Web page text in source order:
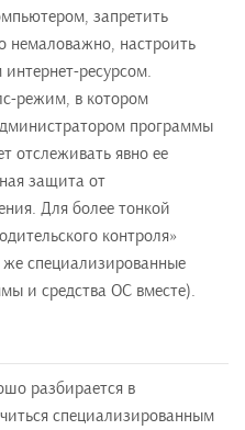
запретить
немаловажно, настроить
ресурсом.
режим, в котором
программы
отслеживать явно ее
защита от
Для более тонкой
контроля»
же специализированные
и средства ОС вместе).
разбирается в
специализированным